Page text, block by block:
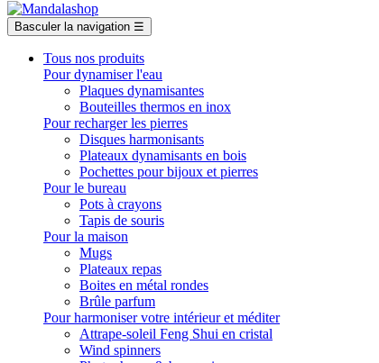
Basculer la navigation ☰
Tous nos produits
Pour dynamiser l'eau
Plaques dynamisantes
Bouteilles thermos en inox
Pour recharger les pierres
Disques harmonisants
Plateaux dynamisants en bois
Pochettes pour bijoux et pierres
Pour le bureau
Pots à crayons
Tapis de souris
Pour la maison
Mugs
Plateaux repas
Boites en métal rondes
Brûle parfum
Pour harmoniser votre intérieur et méditer
Attrape-soleil Feng Shui en cristal
Wind spinners